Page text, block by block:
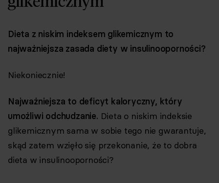
Dieta z niskim indeksem glikemicznym to
najważniejsza zasada diety w insulinooporności?
Niekoniecznie!
Najważniejsza to deficyt kaloryczny, który
umożliwi odchudzanie. Dieta o niskim indeksie
glikemicznym sama w sobie tego nie gwarantuje,
skąd zatem wzięło się przekonanie, że to dobra
dieta w insulinooporności?